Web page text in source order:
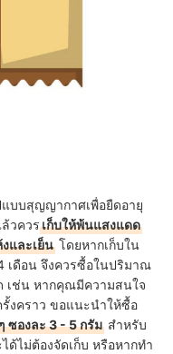
บบสุญญากาศเพื่อยืดอายุ
วควรเก็บให้พ้นแสงแดด
และเย็น โดยหากเก็บใน
เดือน จึงควรซื้อในปริมาณ
เช่น หากคุณมีความสนใจ
รั้งคราว ขอแนะนำให้ซื้อ
ซองละ 3 - 5 กรัม สำหรับ
ด้ไม่ต้องจัดเก็บ หรือหากทำ